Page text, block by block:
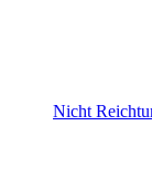
Nicht